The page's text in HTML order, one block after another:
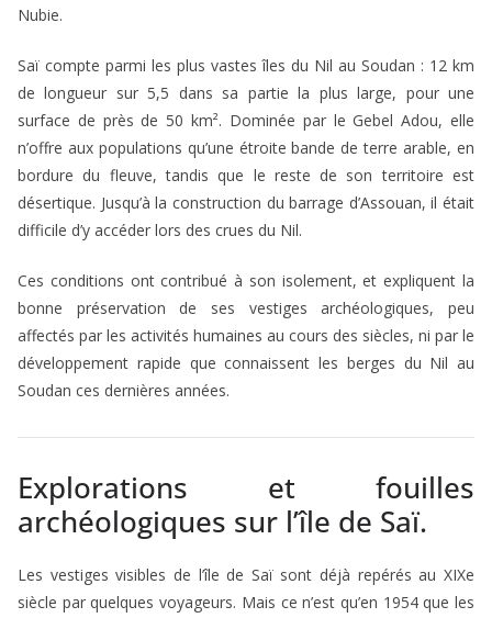
Nubie.
Saï compte parmi les plus vastes îles du Nil au Soudan : 12 km
de longueur sur 5,5 dans sa partie la plus large, pour une
surface de près de 50 km². Dominée par le Gebel Adou, elle
n’offre aux populations qu’une étroite bande de terre arable, en
bordure du fleuve, tandis que le reste de son territoire est
désertique. Jusqu’à la construction du barrage d’Assouan, il était
difficile d’y accéder lors des crues du Nil.
Ces conditions ont contribué à son isolement, et expliquent la
bonne préservation de ses vestiges archéologiques, peu
affectés par les activités humaines au cours des siècles, ni par le
développement rapide que connaissent les berges du Nil au
Soudan ces dernières années.
Explorations et fouilles
archéologiques sur l’île de Saï.
Les vestiges visibles de l’île de Saï sont déjà repérés au XIXe
siècle par quelques voyageurs. Mais ce n’est qu’en 1954 que les